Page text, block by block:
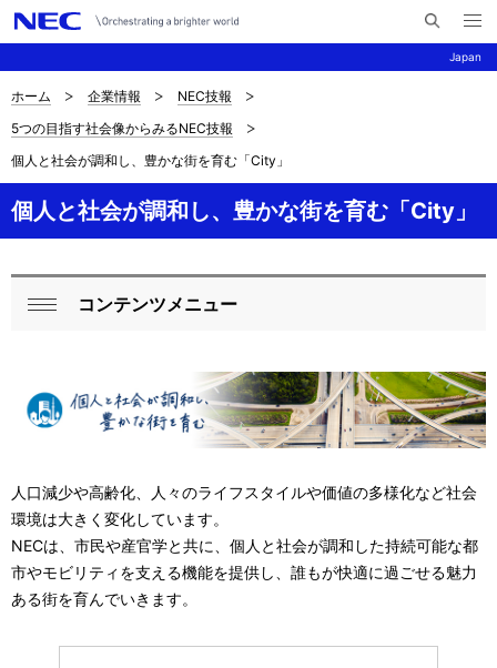
Japan
イ
メ
ニ
ュ
ナ
ビ
ゲ
ー
シ
ョ
サ
イ
ト
内
現
位
置
表
示
し
ホーム 企業情報
NEC技報
5つの目指す社会像からみるNEC技報
個人と社会が調和し、豊かな街を育む「City」
個人と社会が調和し、豊かな街を育む「City」
ロ
カ
ビ
ゲ
ー
る
コンテンツメニュー
人口減少や高齢化、人々のライフスタイルや価値の多様化など社会
環境は大きく変化しています。
NECは、市民や産官学と共に、個人と社会が調和した持続可能な都
市やモビリティを支える機能を提供し、誰もが快適に過ごせる魅力
ある街を育んでいきます。